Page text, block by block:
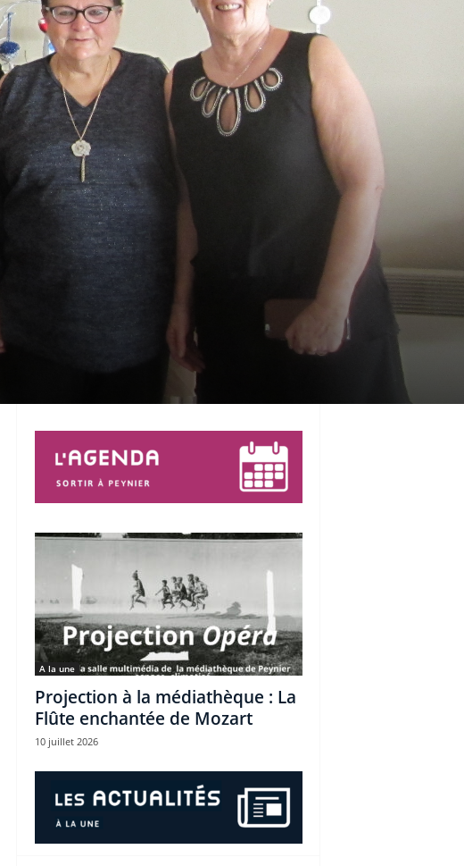
A la une
Projection à la médiathèque : La
Flûte enchantée de Mozart
10 juillet 2026